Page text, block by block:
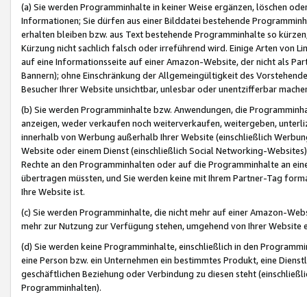
(a) Sie werden Programminhalte in keiner Weise ergänzen, löschen
Informationen; Sie dürfen aus einer Bilddatei bestehende
erhalten bleiben bzw. aus Text bestehende Programminhalte so
Kürzung nicht sachlich falsch oder irreführend wird. Einige Arten von
auf eine Informationsseite auf einer Amazon-Website, der nicht als
Bannern); ohne Einschränkung der Allgemeingültigkeit des
Besucher Ihrer Website unsichtbar, unlesbar oder unentzifferbar
(b) Sie werden Programminhalte bzw. Anwendungen, die
anzeigen, weder verkaufen noch weiterverkaufen, weitergeben,
innerhalb von Werbung außerhalb Ihrer Website (einschließlich
Website oder einem Dienst (einschließlich Social Networking-
Rechte an den Programminhalten oder auf die Programminhalte an
übertragen müssten, und Sie werden keine mit Ihrem Partner-Tag
Ihre Website ist.
(c) Sie werden Programminhalte, die nicht mehr auf einer Amazon-
mehr zur Nutzung zur Verfügung stehen, umgehend von Ihrer
(d) Sie werden keine Programminhalte, einschließlich in den
eine Person bzw. ein Unternehmen ein bestimmtes Produkt, eine
geschäftlichen Beziehung oder Verbindung zu diesen steht
Programminhalten).